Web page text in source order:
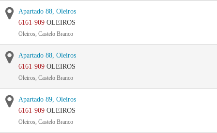
Apartado 88, Oleiros
6161-909 OLEIROS
Oleiros, Castelo Branco
Apartado 88, Oleiros
6161-909 OLEIROS
Oleiros, Castelo Branco
Apartado 89, Oleiros
6161-909 OLEIROS
Oleiros, Castelo Branco